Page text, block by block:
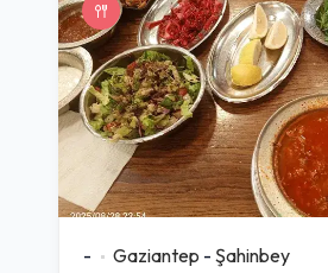
- Gaziantep - Şahinbey